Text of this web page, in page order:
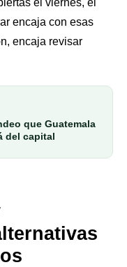
encaja con esas
encaja revisar
que Guatemala
del capital